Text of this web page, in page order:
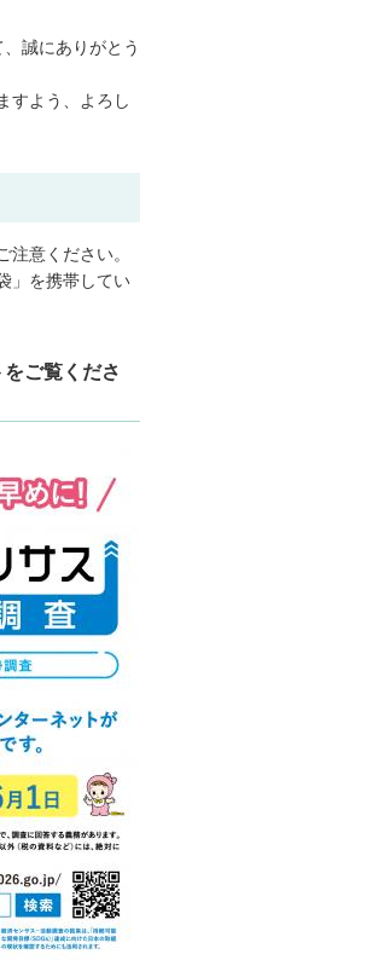
誠にありがとう
すよう、よろし
意ください。
」を携帯してい
ご覧くださ